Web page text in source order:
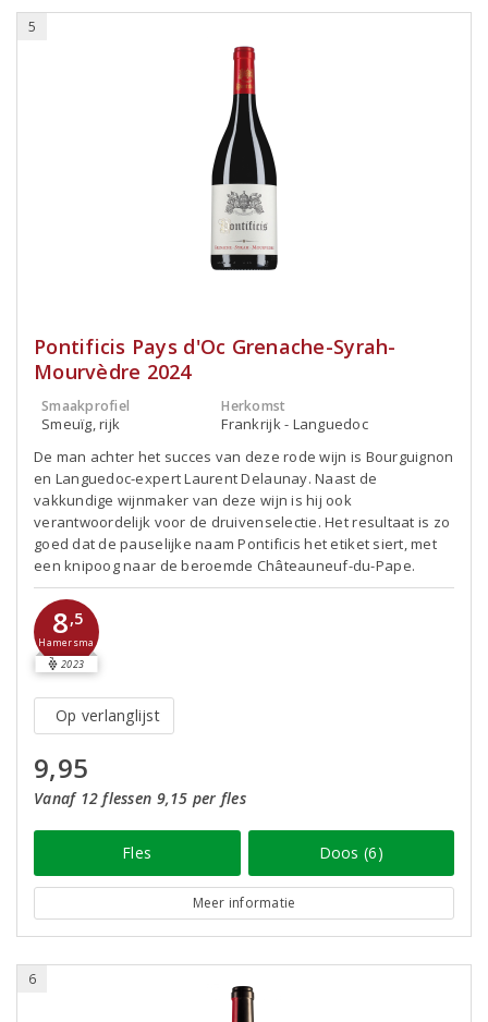
5
Pontificis Pays d'Oc Grenache-Syrah-
Mourvèdre 2024
Smaakprofiel
Smeuïg, rijk
Herkomst
Frankrijk - Languedoc
De man achter het succes van deze rode wijn is Bourguignon
en Languedoc-expert Laurent Delaunay. Naast de
vakkundige wijnmaker van deze wijn is hij ook
verantwoordelijk voor de druivenselectie. Het resultaat is zo
goed dat de pauselijke naam Pontificis het etiket siert, met
een knipoog naar de beroemde Châteauneuf-du-Pape.
8,5
Hamersma
2023
Op verlanglijst
9,95
Vanaf 12 flessen 9,15 per fles
Fles Doos (6)
Meer informatie
6